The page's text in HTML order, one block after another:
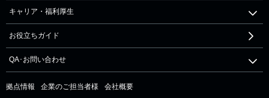
キャリア・福利厚生
お役立ちガイド
QA･お問い合わせ
拠点情報 企業のご担当者様 会社概要